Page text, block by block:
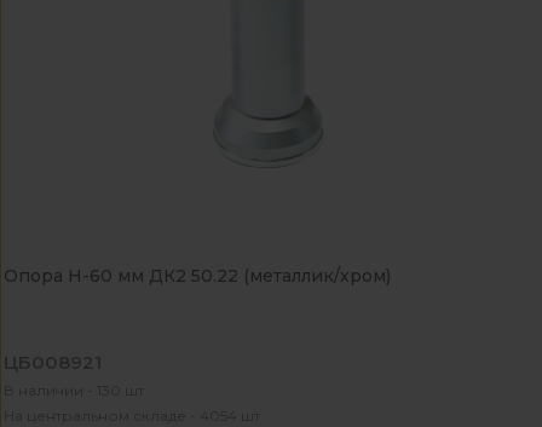
Опора Н-60 мм ДК2 50.22 (металлик/хром)
ЦБ008921
В наличии - 130 шт
На центральном складе - 4054 шт